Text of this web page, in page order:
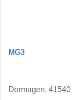
MG3
Dormagen, 41540